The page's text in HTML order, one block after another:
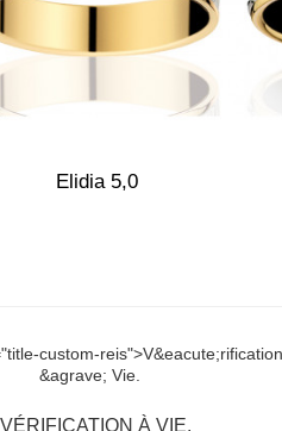
Elidia 5,0
VÉRIFICATION À VIE.